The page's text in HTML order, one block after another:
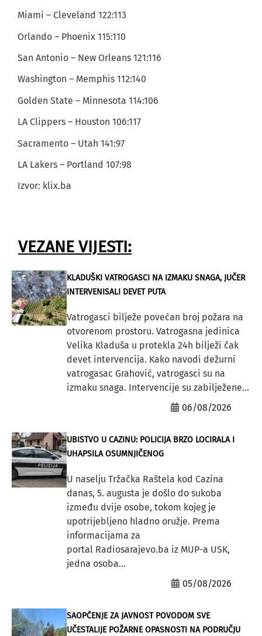
Miami – Cleveland 122:113
Orlando – Phoenix 115:110
San Antonio – New Orleans 121:116
Washington – Memphis 112:140
Golden State – Minnesota 114:106
LA Clippers – Houston 106:117
Sacramento – Utah 141:97
LA Lakers – Portland 107:98
Izvor: klix.ba
VEZANE VIJESTI:
KLADUŠKI VATROGASCI NA IZMAKU SNAGA, JUČER
INTERVENISALI DEVET PUTA
Vatrogasci bilježe povećan broj požara na
otvorenom prostoru. Vatrogasna jedinica
Velika Kladuša u protekla 24h bilježi čak
devet intervencija. Kako navodi dežurni
vatrogasac Grahović, vatrogasci su na
izmaku snaga. Intervencije su zabilježene...
06/08/2026
UBISTVO U CAZINU: POLICIJA BRZO LOCIRALA I
UHAPSILA OSUMNJIČENOG
U naselju Tržačka Raštela kod Cazina
danas, 5. augusta je došlo do sukoba
između dvije osobe, tokom kojeg je
upotrijebljeno hladno oružje. Prema
informacijama za
portal Radiosarajevo.ba iz MUP-a USK,
jedna osoba...
05/08/2026
SAOPĆENJE ZA JAVNOST POVODOM SVE
UČESTALIJE POŽARNE OPASNOSTI NA PODRUČJU